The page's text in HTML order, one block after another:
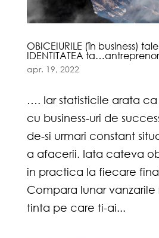
OBICEIURILE (în business)
IDENTITATEA
apr. 19, 2022
…. Iar statisticile arata
cu business-uri de
de-si urmari constant
a afacerii. Iata cateva
in practica la fiecare
Compara lunar
tinta pe care ti-ai...